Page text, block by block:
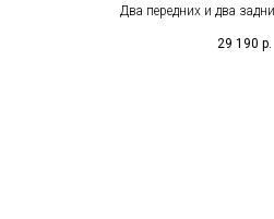
Два передних и два
29 190 р.